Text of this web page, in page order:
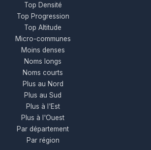
Top Densité
Top Progression
Top Altitude
Micro-communes
Moins denses
Noms longs
Noms courts
Plus au Nord
Plus au Sud
Plus à l'Est
Plus à l'Ouest
Par département
Par région